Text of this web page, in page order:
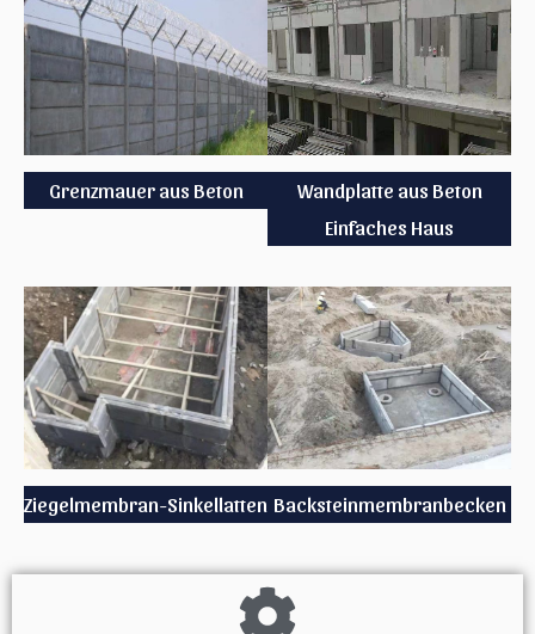
Grenzmauer aus Beton
Wandplatte aus Beton
Einfaches Haus
Ziegelmembran-Sinkellatten Backsteinmembranbecken